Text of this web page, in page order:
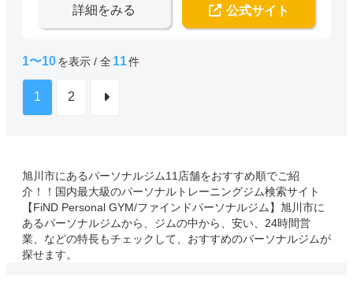
詳細をみる 公式サイト
1〜10を表示 / 全 11件
1 2
旭川市にあるパーソナルジム11店舗をおすすめ順でご紹
介！！国内最大級のパーソナルトレーニングジム検索サイト
【FiND Personal GYM/ファインドパーソナルジム】旭川市に
あるパーソナルジムから、ジムの中から、安い、24時間営
業、などの特長もチェックして、おすすめのパーソナルジムが
探せます。